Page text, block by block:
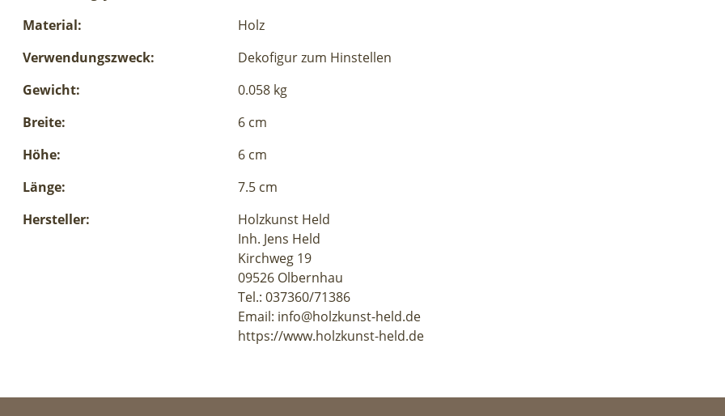
Material:
Holz
Verwendungszweck:
Dekofigur zum Hinstellen
Gewicht:
0.058 kg
Breite:
6 cm
Höhe:
6 cm
Länge:
7.5 cm
Hersteller:
Holzkunst Held
Inh. Jens Held
Kirchweg 19
09526 Olbernhau
Tel.: 037360/71386
Email: info@holzkunst-held.de
https://www.holzkunst-held.de